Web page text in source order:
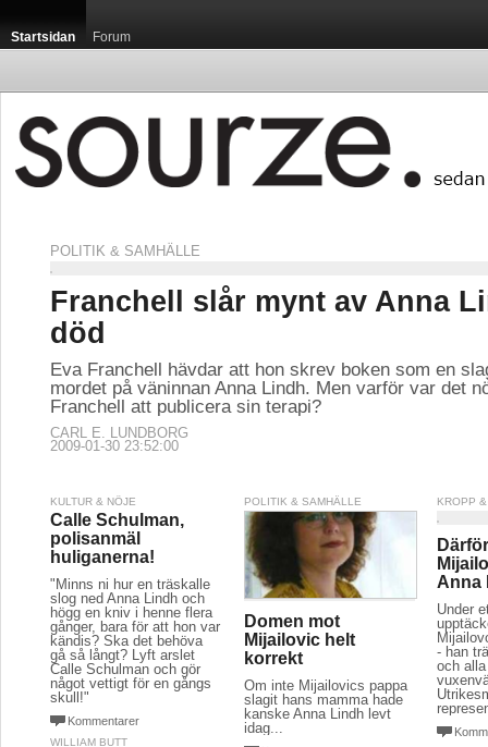
Startsidan Forum
POLITIK & SAMHÄLLE
Franchell slår mynt av Anna
död
Eva Franchell hävdar att hon skrev boken som en
mordet på väninnan Anna Lindh. Men varför var det
Franchell att publicera sin terapi?
CARL E. LUNDBORG
2009-01-30 23:52:00
KULTUR & NÖJE
Calle Schulman,
polisanmäl
huliganerna!
"Minns ni hur en träskalle
slog ned Anna Lindh och
högg en kniv i henne flera
gånger, bara för att hon var
kändis? Ska det behöva
gå så långt? Lyft arslet
Calle Schulman och gör
något vettigt för en gångs
skull!"
Kommentarer
WILLIAM BUTT
POLITIK & SAMHÄLLE
Domen mot
Mijailovic helt
korrekt
Om inte Mijailovics pappa
slagit hans mamma hade
kanske Anna Lindh levt
idag...
KROPP
Anna
Under
- han
och